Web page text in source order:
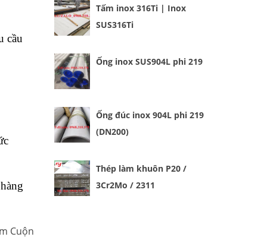
cầu
Cuộn
Tấm inox 316Ti | Inox
SUS316Ti
Ống inox SUS904L phi 219
Ống đúc inox 904L phi 219
(DN200)
Thép làm khuôn P20 /
3Cr2Mo / 2311